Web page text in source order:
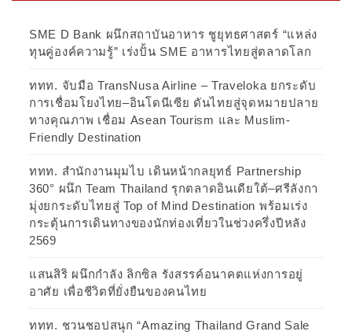
SME D Bank ผนึกสถาบันอาหาร ชูยุทธศาสตร์ “แหล่ง
ทุนคู่องค์ความรู้” เร่งปั้น SME อาหารไทยสู่ตลาดโลก
ททท. จับมือ TransNusa Airline – Traveloka ยกระดับ
การเชื่อมโยงไทย–อินโดนีเซีย ดันไทยสู่จุดหมายปลาย
ทางคุณภาพ เชื่อม Asean Tourism และ Muslim-
Friendly Destination
ททท. สำนักงานมุมไบ เดินหน้ากลยุทธ์ Partnership
360° ผนึก Team Thailand รุกตลาดอินเดียใต้–ศรีลังกา
มุ่งยกระดับไทยสู่ Top of Mind Destination พร้อมเร่ง
กระตุ้นการเดินทางของนักท่องเที่ยวในช่วงครึ่งปีหลัง
2569
แสนสิริ ผนึกกำลัง ลิกซิล รังสรรค์อนาคตแห่งการอยู่
อาศัย เพื่อชีวิตที่ยั่งยืนของคนไทย
ททท. ชวนชอปสนุก “Amazing Thailand Grand Sale